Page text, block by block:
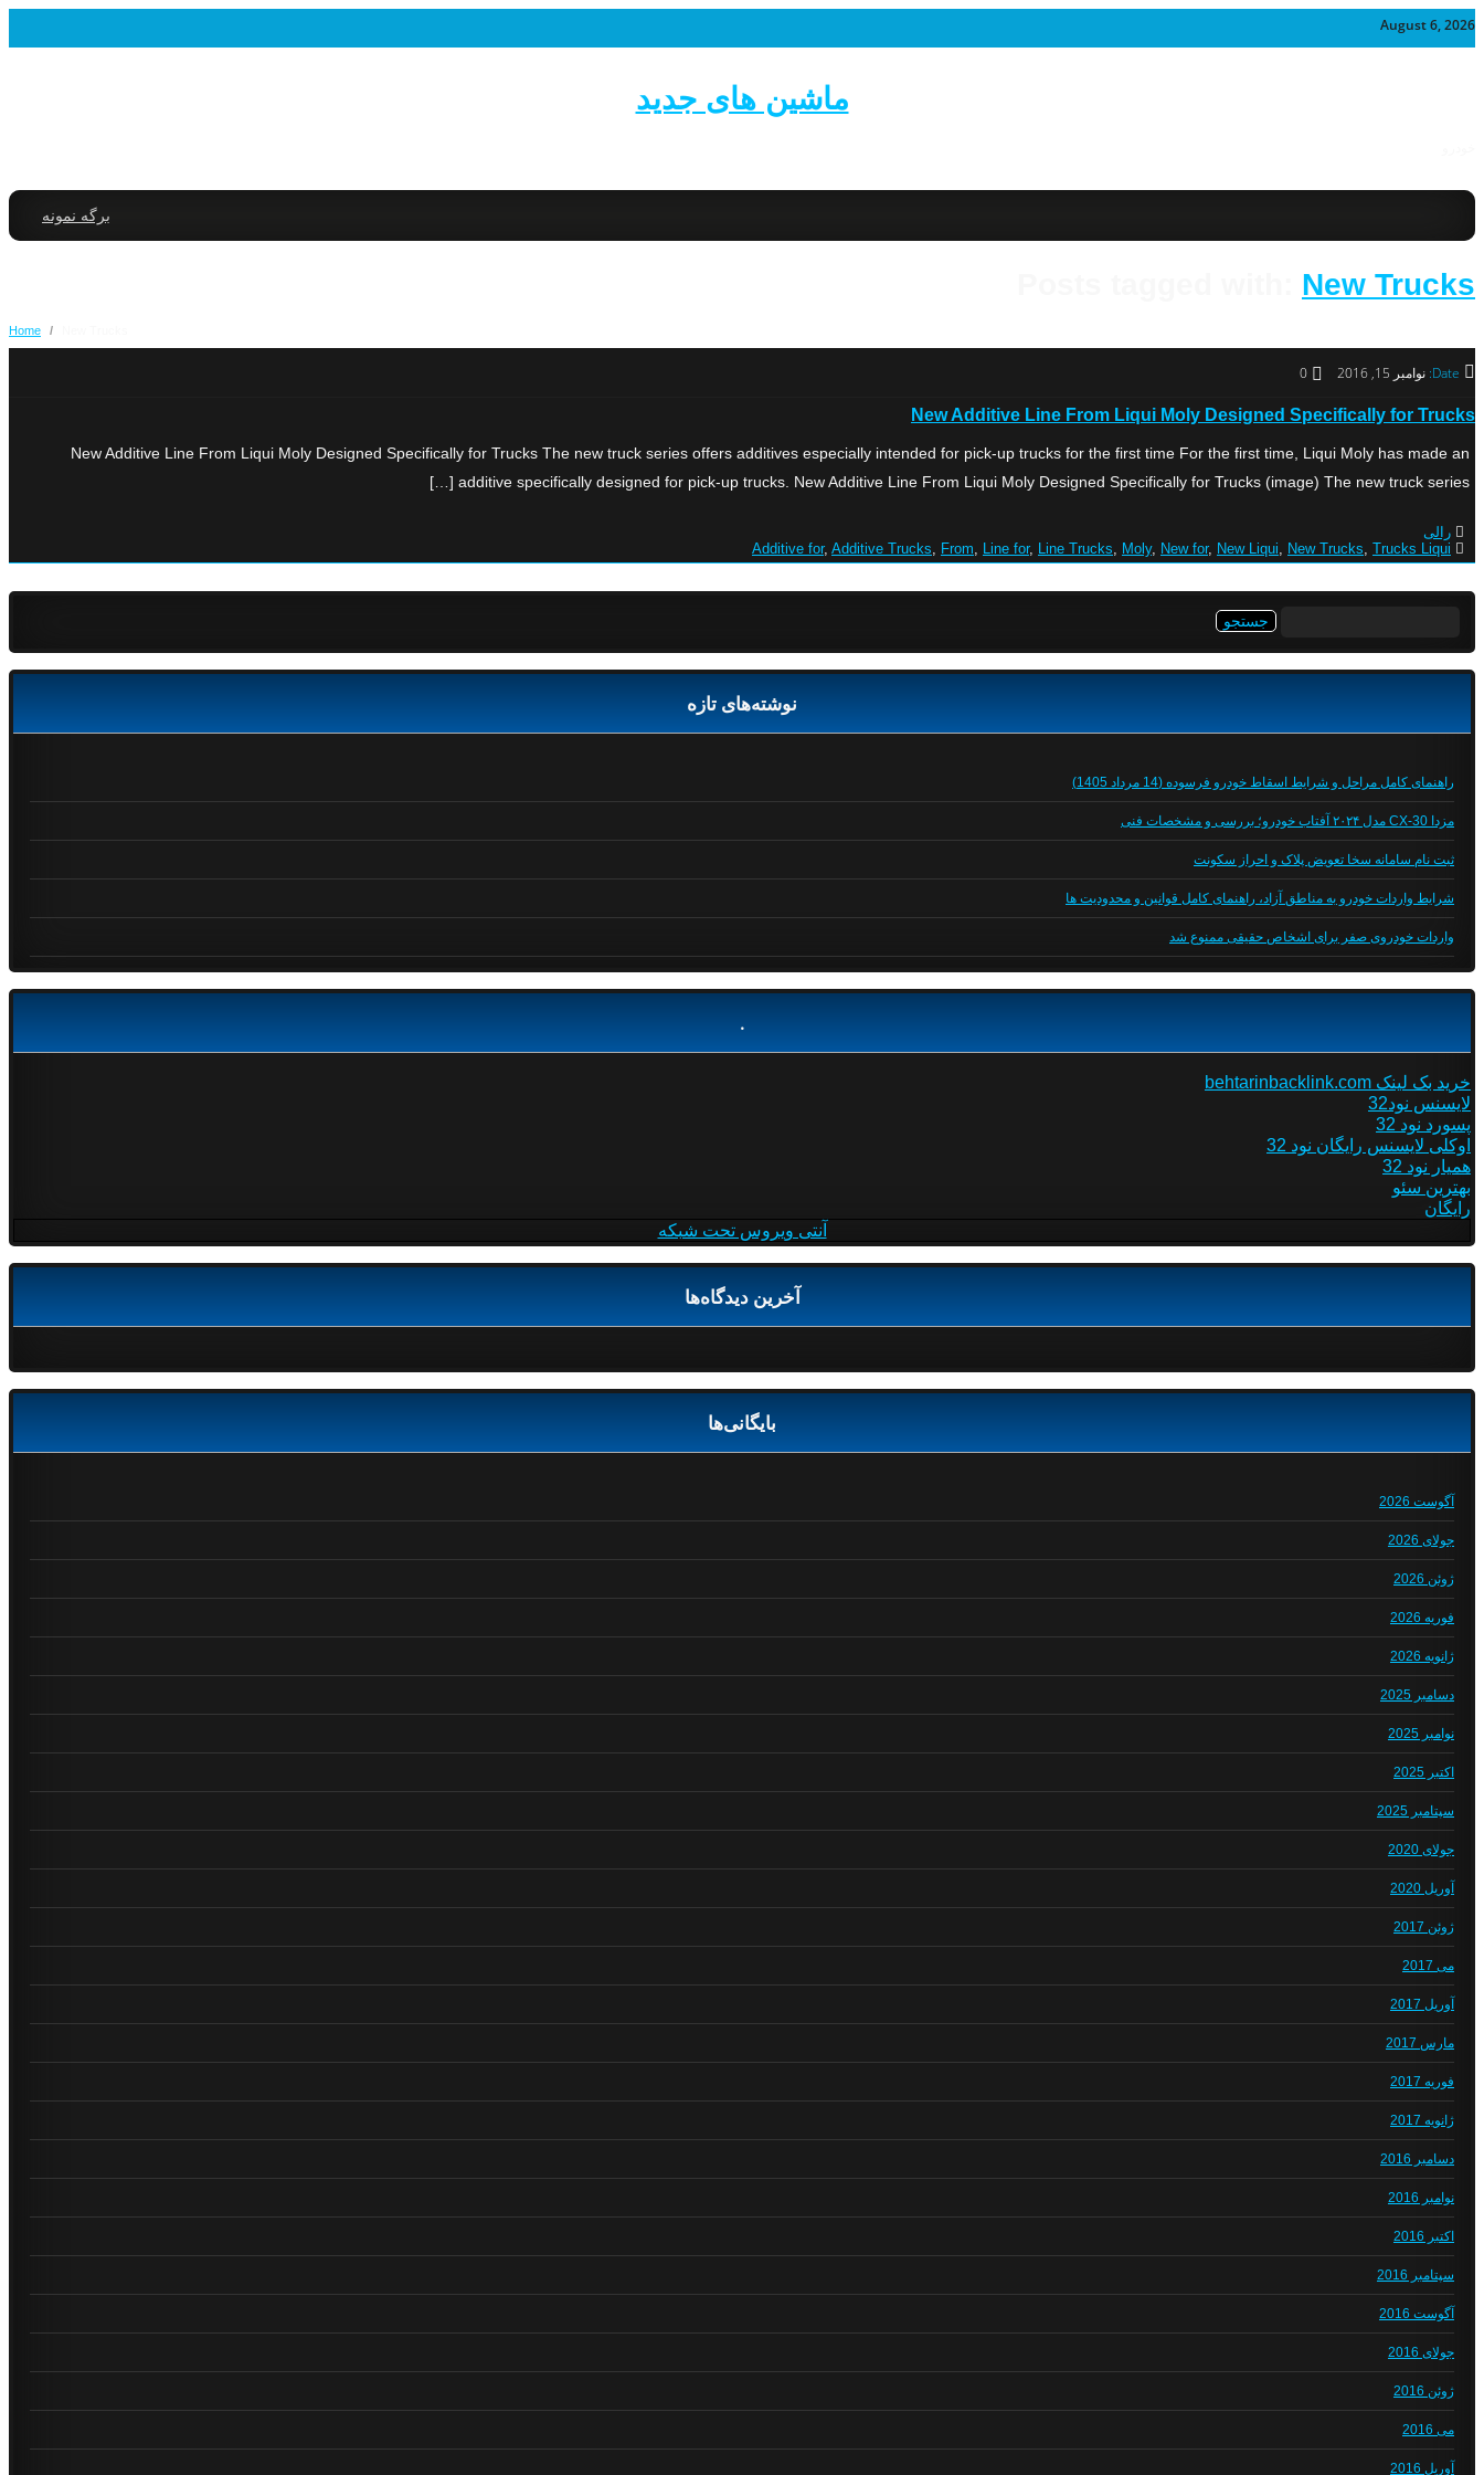
August 6, 2026
ماشین های جدید
برگه نمونه
New Trucks
Home /
Date: نوامبر 15, 2016 0
New Additive Line From Liqui Moly Designed Specifically for Trucks
New Additive Line From Liqui Moly Designed Specifically for Trucks The new truck series offers additives especially intended for pick-up trucks for the first time For the first time, Liqui Moly has made an
additive specifically designed for pick-up trucks. New Additive Line From Liqui Moly Designed Specifically for Trucks (image) The new truck series […]
رالی
Additive for, Additive Trucks, From, Line for, Line Trucks, Moly, New for, New Liqui, New Trucks, Trucks Liqui
نوشته‌های تازه
راهنمای کامل مراحل و شرایط اسقاط خودرو فرسوده (14 مرداد 1405)
مزدا CX-30 مدل ۲۰۲۴ آفتاب خودرو؛ بررسی و مشخصات فنی
ثبت نام سامانه سخا تعویض پلاک و احراز سکونت
شرایط واردات خودرو به مناطق آزاد، راهنمای کامل قوانین و محدودیت ها
واردات خودروی صفر برای اشخاص حقیقی ممنوع شد
.
خرید بک لینک behtarinbacklink.com
لایسنس نود32
پسورد نود 32
اوکلی لایسنس رایگان نود 32
همیار نود 32
بهترین سئو
رایگان
آنتی ویروس تحت شبکه
آخرین دیدگاه‌ها
بایگانی‌ها
آگوست 2026
جولای 2026
ژوئن 2026
فوریه 2026
ژانویه 2026
دسامبر 2025
نوامبر 2025
اکتبر 2025
سپتامبر 2025
جولای 2020
آوریل 2020
ژوئن 2017
می 2017
آوریل 2017
مارس 2017
فوریه 2017
ژانویه 2017
دسامبر 2016
نوامبر 2016
اکتبر 2016
سپتامبر 2016
آگوست 2016
جولای 2016
ژوئن 2016
می 2016
آوریل 2016